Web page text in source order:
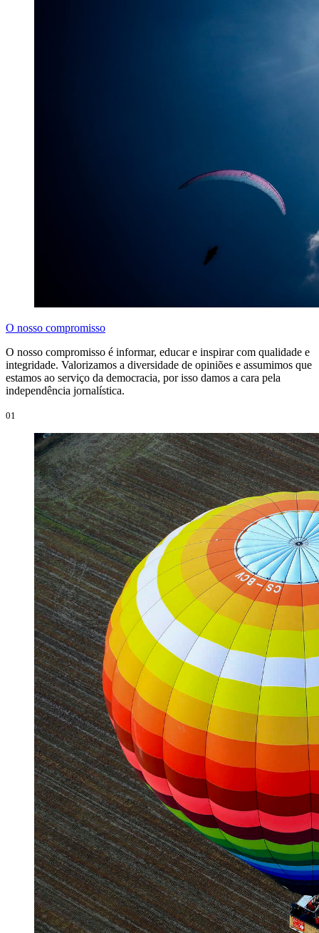
O nosso compromisso
O nosso compromisso é informar, educar e inspirar com qualidade e
integridade. Valorizamos a diversidade de opiniões e assumimos que
estamos ao serviço da democracia, por isso damos a cara pela
independência jornalística.
01